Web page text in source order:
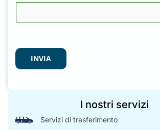
INVIA
I nostri servizi
Servizi di trasferimento